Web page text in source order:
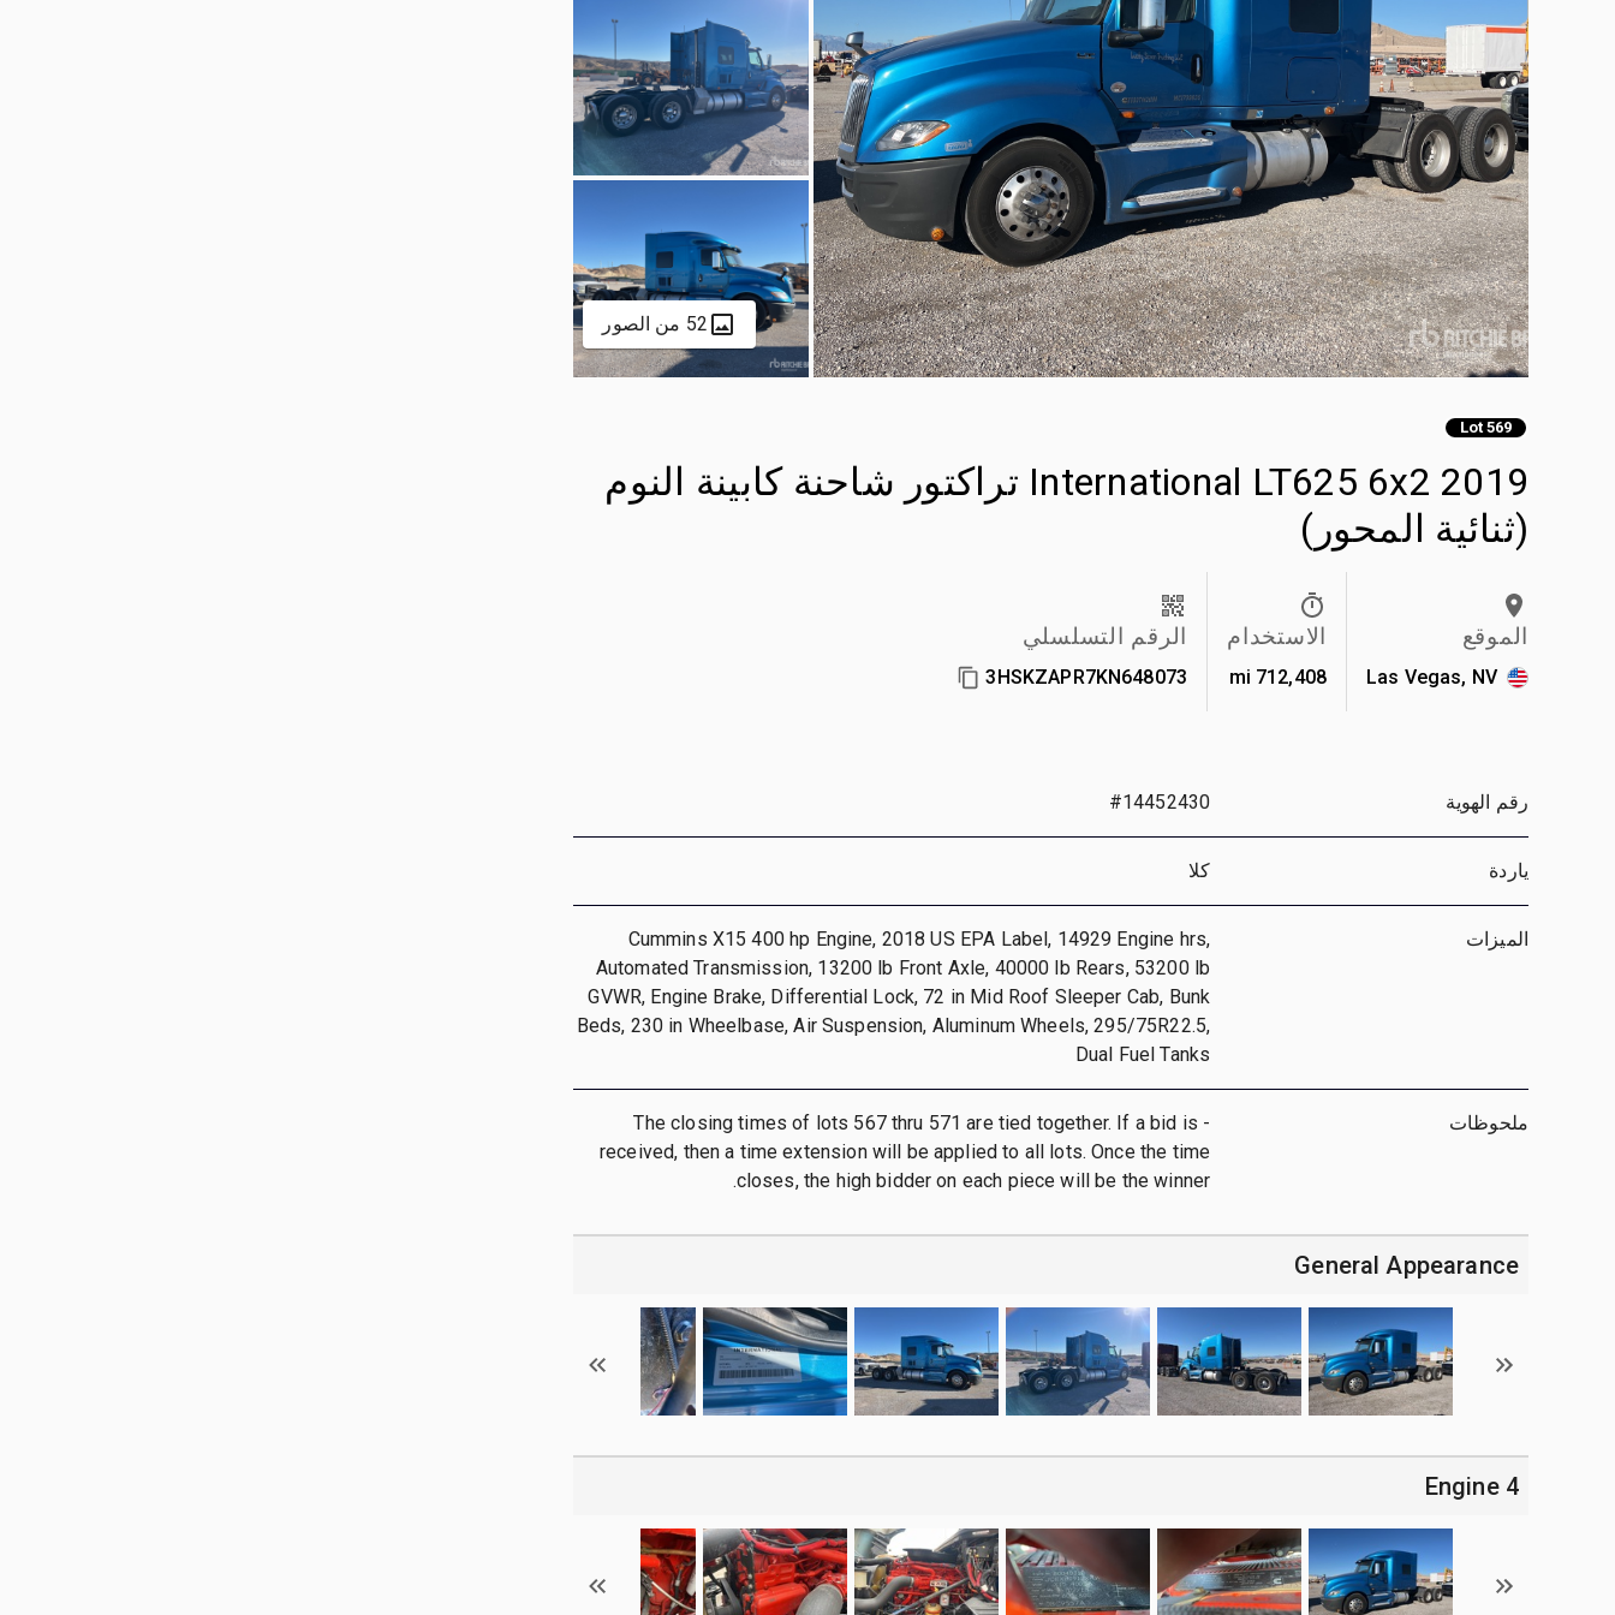
52 من الصور
Lot 569
2019 International LT625 6x2 تراكتور شاحنة كابينة النوم
(ثنائية المحور)
الموقع
Las Vegas, NV
الاستخدام
712,408 mi
الرقم التسلسلي
3HSKZAPR7KN648073
رقم الهوية #14452430
ياردة كلا
الميزات
Cummins X15 400 hp Engine, 2018 US EPA Label, 14929 Engine hrs,
Automated Transmission, 13200 lb Front Axle, 40000 lb Rears, 53200 lb
GVWR, Engine Brake, Differential Lock, 72 in Mid Roof Sleeper Cab, Bunk
Beds, 230 in Wheelbase, Air Suspension, Aluminum Wheels, 295/75R22.5,
Dual Fuel Tanks
ملحوظات
- The closing times of lots 567 thru 571 are tied together. If a bid is
received, then a time extension will be applied to all lots. Once the time
closes, the high bidder on each piece will be the winner.
General Appearance
4 Engine